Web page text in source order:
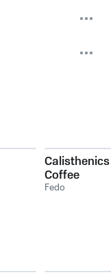
Coffee
Fedo